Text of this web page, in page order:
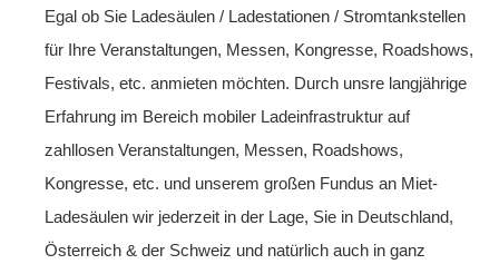
Egal ob Sie Ladesäulen / Ladestationen / Stromtankstellen
für Ihre Veranstaltungen, Messen, Kongresse, Roadshows,
Festivals, etc. anmieten möchten. Durch unsre langjährige
Erfahrung im Bereich mobiler Ladeinfrastruktur auf
zahllosen Veranstaltungen, Messen, Roadshows,
Kongresse, etc. und unserem großen Fundus an Miet-
Ladesäulen wir jederzeit in der Lage, Sie in Deutschland,
Österreich & der Schweiz und natürlich auch in ganz